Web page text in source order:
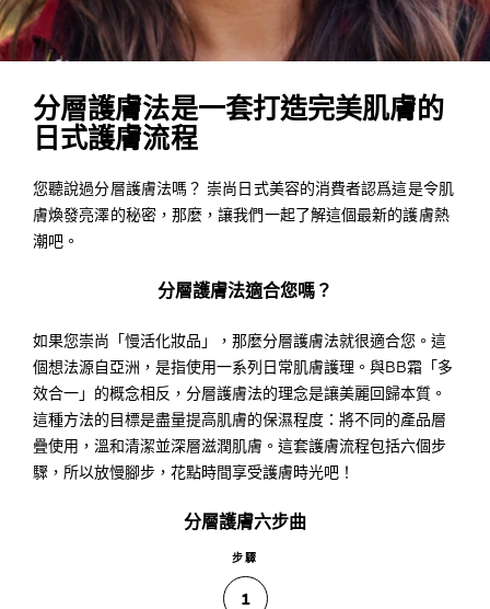
分層護膚法是一套打造完美肌膚的
日式護膚流程
您聽說過分層護膚法嗎？ 崇尚日式美容的消費者認爲這是令肌
膚煥發亮澤的秘密，那麼，讓我們一起了解這個最新的護膚熱
潮吧。
分層護膚法適合您嗎？
如果您崇尚「慢活化妝品」，那麼分層護膚法就很適合您。這
個想法源自亞洲，是指使用一系列日常肌膚護理。與BB霜「多
效合一」的概念相反，分層護膚法的理念是讓美麗回歸本質。
這種方法的目標是盡量提高肌膚的保濕程度：將不同的產品層
疊使用，溫和清潔並深層滋潤肌膚。這套護膚流程包括六個步
驟，所以放慢腳步，花點時間享受護膚時光吧！
分層護膚六步曲
步驟
1